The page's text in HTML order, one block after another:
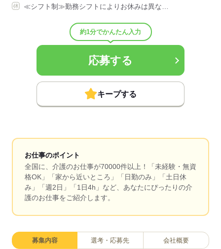
≪シフト制≫勤務シフトによりお休みは異な…
約1分でかんたん入力
応募する
キープする
お仕事のポイント
全国に、介護のお仕事が70000件以上！「未経験・無資
格OK」「家から近いところ」「日勤のみ」「土日休
み」「週2日」「1日4h」など、あなたにぴったりの介
護のお仕事をご紹介します。
募集内容 選考・応募先 会社概要